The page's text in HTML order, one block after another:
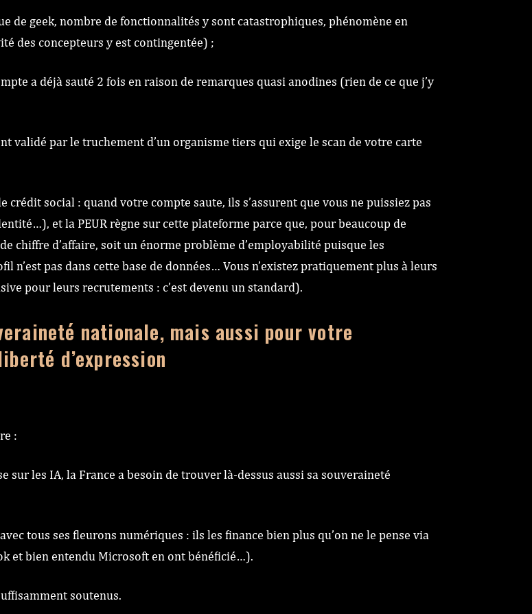
de geek, nombre de fonctionnalités y sont catastrophiques, phénomène en
des concepteurs y est contingentée) ;
a déjà sauté 2 fois en raison de remarques quasi anodines (rien de ce que j’y
validé par le truchement d’un organisme tiers qui exige le scan de votre carte
social : quand votre compte saute, ils s’assurent que vous ne puissiez pas
et la PEUR règne sur cette plateforme parce que, pour beaucoup de
chiffre d’affaire, soit un énorme problème d’employabilité puisque les
n’est pas dans cette base de données… Vous n’existez pratiquement plus à leurs
pour leurs recrutements : c’est devenu un standard).
nationale, mais aussi pour votre
d’expression
:
sur les IA, la France a besoin de trouver là-dessus aussi sa souveraineté
tous ses fleurons numériques : ils les finance bien plus qu’on ne le pense via
et bien entendu Microsoft en ont bénéficié…).
soutenus.